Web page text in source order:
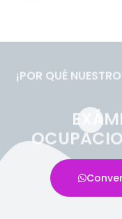
¡POR QUÉ